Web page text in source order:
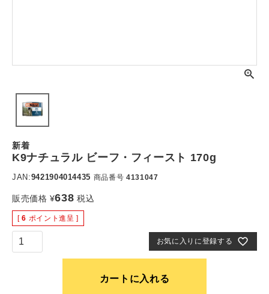
新着
K9ナチュラル ビーフ・フィースト 170g
JAN:9421904014435 商品番号 4131047
販売価格 ¥638 税込
[ 6 ポイント進呈 ]
お気に入りに登録する
カートに入れる